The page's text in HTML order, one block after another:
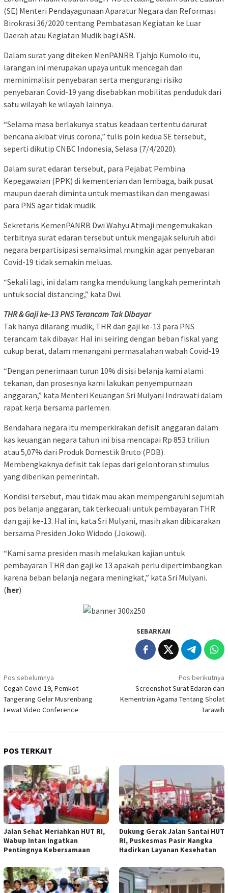
(SE) Menteri Pendayagunaan Aparatur Negara dan Reformasi
Birokrasi 36/2020 tentang Pembatasan Kegiatan ke Luar
Daerah atau Kegiatan Mudik bagi ASN.
Dalam surat yang diteken MenPANRB Tjahjo Kumolo itu,
larangan ini merupakan upaya untuk mencegah dan
meminimalisir penyebaran serta mengurangi risiko
penyebaran Covid-19 yang disebabkan mobilitas penduduk dari
satu wilayah ke wilayah lainnya.
“Selama masa berlakunya status keadaan tertentu darurat
bencana akibat virus corona,” tulis poin kedua SE tersebut,
seperti dikutip CNBC Indonesia, Selasa (7/4/2020).
Dalam surat edaran tersebut, para Pejabat Pembina
Kepegawaian (PPK) di kementerian dan lembaga, baik pusat
maupun daerah diminta untuk memastikan dan mengawasi
para PNS agar tidak mudik.
Sekretaris KemenPANRB Dwi Wahyu Atmaji mengemukakan
terbitnya surat edaran tersebut untuk mengajak seluruh abdi
negara berpartisipasi semaksimal mungkin agar penyebaran
Covid-19 tidak semakin meluas.
“Sekali lagi, ini dalam rangka mendukung langkah pemerintah
untuk social distancing,” kata Dwi.
THR & Gaji ke-13 PNS Terancam Tak Dibayar
Tak hanya dilarang mudik, THR dan gaji ke-13 para PNS
terancam tak dibayar. Hal ini seiring dengan beban fiskal yang
cukup berat, dalam menangani permasalahan wabah Covid-19
“Dengan penerimaan turun 10% di sisi belanja kami alami
tekanan, dan prosesnya kami lakukan penyempurnaan
anggaran,” kata Menteri Keuangan Sri Mulyani Indrawati dalam
rapat kerja bersama parlemen.
Bendahara negara itu memperkirakan defisit anggaran dalam
kas keuangan negara tahun ini bisa mencapai Rp 853 triliun
atau 5,07% dari Produk Domestik Bruto (PDB).
Membengkaknya defisit tak lepas dari gelontoran stimulus
yang diberikan pemerintah.
Kondisi tersebut, mau tidak mau akan mempengaruhi sejumlah
pos belanja anggaran, tak terkecuali untuk pembayaran THR
dan gaji ke-13. Hal ini, kata Sri Mulyani, masih akan dibicarakan
bersama Presiden Joko Widodo (Jokowi).
“Kami sama presiden masih melakukan kajian untuk
pembayaran THR dan gaji ke 13 apakah perlu dipertimbangkan
karena beban belanja negara meningkat,” kata Sri Mulyani.
(her)
SEBARKAN
Navigasi
pos
Pos sebelumnya
Cegah Covid-19, Pemkot
Tangerang Gelar Musrenbang
Lewat Video Conference
Pos berikutnya
Screenshot Surat Edaran dari
Kementrian Agama Tentang Sholat
Tarawih
POS TERKAIT
Jalan Sehat Meriahkan HUT RI,
Wabup Intan Ingatkan
Pentingnya Kebersamaan
Dukung Gerak Jalan Santai HUT
RI, Puskesmas Pasir Nangka
Hadirkan Layanan Kesehatan